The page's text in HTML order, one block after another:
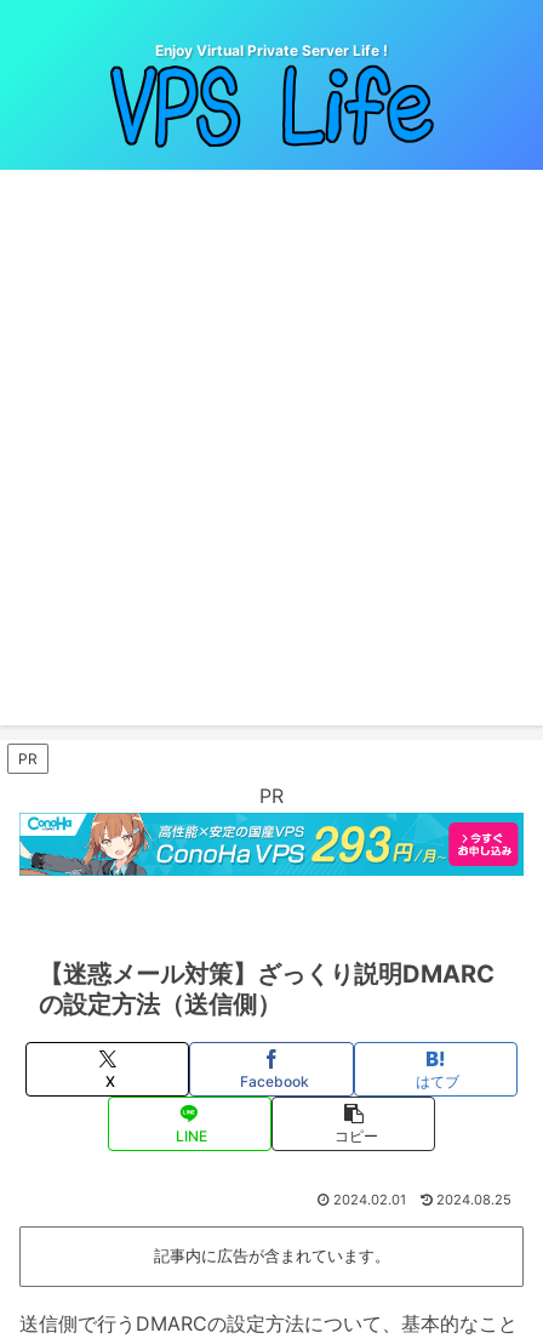
Enjoy Virtual Private Server Life !
PR
PR
【迷惑メール対策】ざっくり説明DMARC
の設定方法（送信側）
X Facebook はてブ
LINE コピー
2024.02.01 2024.08.25
記事内に広告が含まれています。
送信側で行うDMARCの設定方法について、基本的なこと